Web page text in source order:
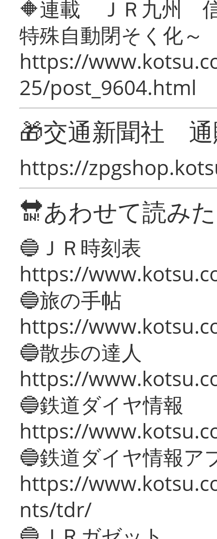
🔶連載 ＪＲ九州 信
特殊自動閉そく化～
https://
25/post_9604.html
🎁交通新聞社
https://
🔛あわせて読み
🔵ＪＲ時刻表
https://
🔵旅の手帖
https://
🔵散歩の達人
https://
🔵鉄道ダイヤ情報
https://
🔵鉄道ダイヤ情報ア
https://
nts/tdr/